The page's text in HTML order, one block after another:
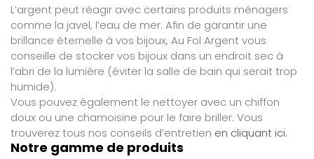
L’argent peut réagir avec certains produits ménagers
comme la javel, l’eau de mer. Afin de garantir une
brillance éternelle à vos bijoux, Au Fol Argent vous
conseille de stocker vos bijoux dans un endroit sec à
l’abri de la lumière (éviter la salle de bain qui serait trop
humide).
Vous pouvez également le nettoyer avec un chiffon
doux ou une chamoisine pour le faire briller. Vous
trouverez tous nos conseils d’entretien en cliquant ici.
Notre gamme de produits